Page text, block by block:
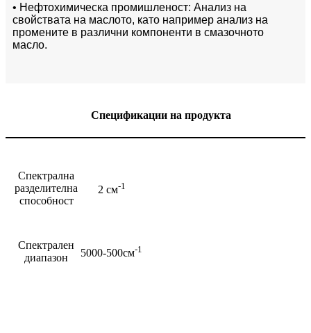
• Нефтохимическа промишленост: Анализ на
свойствата на маслото, като например анализ на
промените в различни компоненти в смазочното
масло.
Спецификации на продукта
Спектрална
разделителна
способност
2 см-1
Спектрален
диапазон
5000-500см-1